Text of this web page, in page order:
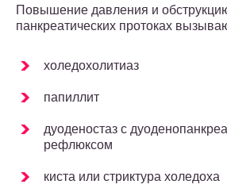
Повышение давления и
панкреатических протоках
холедохолитиаз
папиллит
дуоденостаз с
рефлюксом
киста или стриктура холедоха